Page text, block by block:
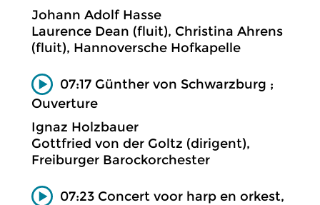
Johann Adolf Hasse
Laurence Dean (fluit), Christina Ahrens
(fluit), Hannoversche Hofkapelle
07:17 Günther von Schwarzburg ;
Ouverture
Ignaz Holzbauer
Gottfried von der Goltz (dirigent),
Freiburger Barockorchester
07:23 Concert voor harp en orkest,